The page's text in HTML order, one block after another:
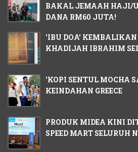
BAKAL JEMAAH HAJI/
DANA RM60 JUTA!
'IBU DOA' KEMBALIKAN
KHADIJAH IBRAHIM
'KOPI SENTUL MOCHA
KEINDAHAN GREECE
PRODUK MIDEA KINI
SPEED MART SELURUH